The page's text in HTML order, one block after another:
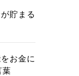
貯まる
お金に
葉